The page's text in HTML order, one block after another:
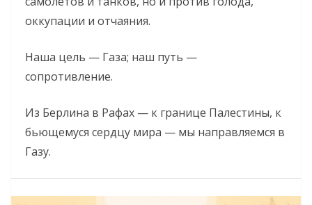
оккупации и отчаяния.
Наша цель — Газа; наш путь —
сопротивление.
Из Берлина в Рафах — к границе Палестины, к
бьющемуся сердцу мира — мы направляемся в
Газу.